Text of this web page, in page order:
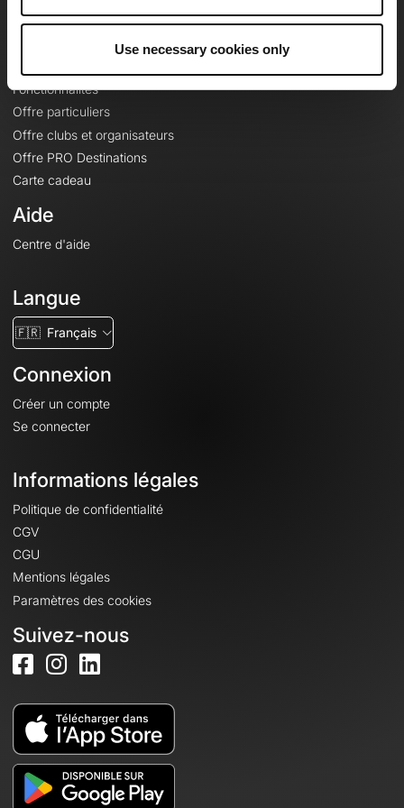
Use necessary cookies only
Fonctionnalités
Offre particuliers
Offre clubs et organisateurs
Offre PRO Destinations
Carte cadeau
Aide
Centre d'aide
Langue
🇫🇷 Français
Connexion
Créer un compte
Se connecter
Informations légales
Politique de confidentialité
CGV
CGU
Mentions légales
Paramètres des cookies
Suivez-nous